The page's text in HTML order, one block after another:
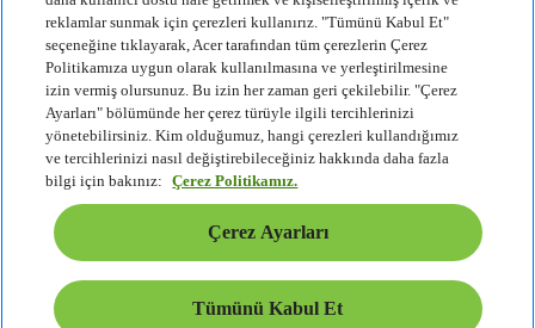
Sürdürülebilirlik
Kurumsal Sosyal Sorumluluk
Ürün Karbon Ayak İzi
Project Humanity
Earthion
Gizlilik Politikası
Çerez Politikası
Yasal Uyarı
Ek Yasal Bilgiler
Erişilebilirlik Politikası
Çerez Ayarları
Türkiye - Türkçe
reklamlar sunmak için çerezleri kullanırız. "Tümünü Kabul Et"
seçeneğine tıklayarak, Acer tarafından tüm çerezlerin Çerez
Politikamıza uygun olarak kullanılmasına ve yerleştirilmesine
izin vermiş olursunuz. Bu izin her zaman geri çekilebilir. "Çerez
Ayarları" bölümünde her çerez türüyle ilgili tercihlerinizi
yönetebilirsiniz. Kim olduğumuz, hangi çerezleri kullandığımız
ve tercihlerinizi nasıl değiştirebileceğiniz hakkında daha fazla
bilgi için bakınız:
Çerez Politikamız.
Çerez Ayarları
Tümünü Kabul Et